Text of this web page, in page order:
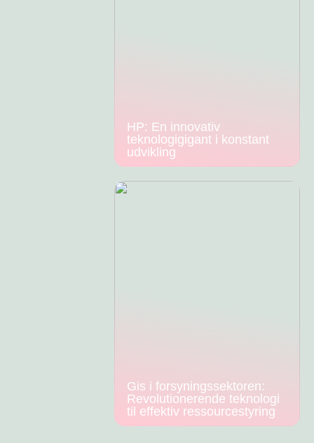
HP: En innovativ
teknologigigant i konstant
udvikling
Gis i forsyningssektoren:
Revolutionerende teknologi
til effektiv ressourcestyring